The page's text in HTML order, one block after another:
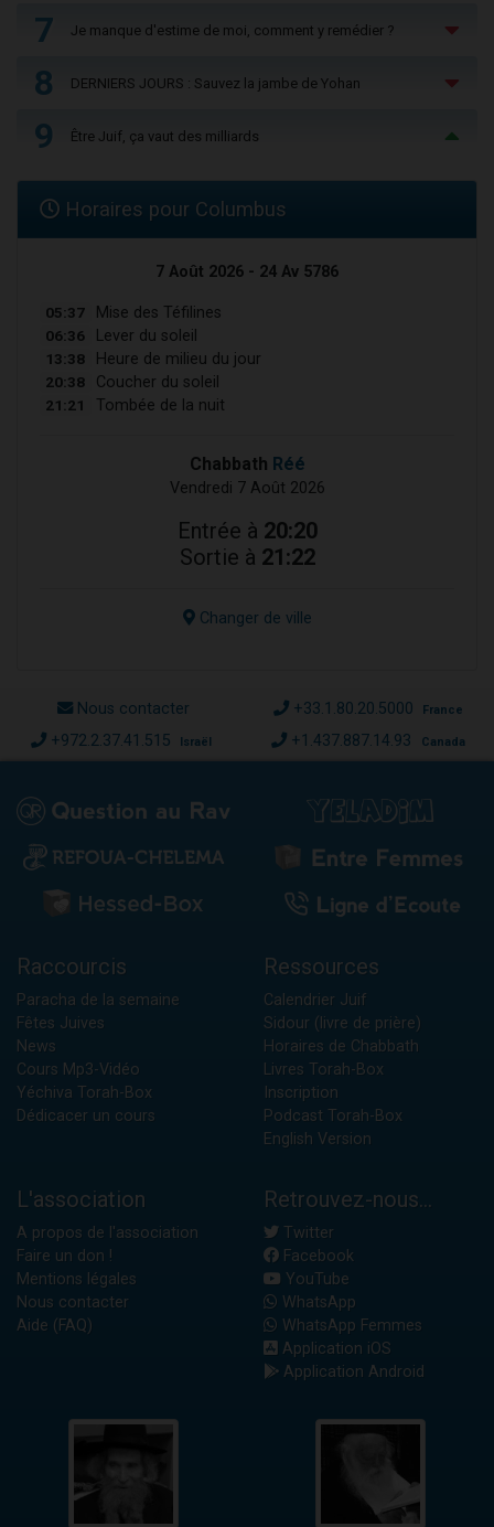
7 Je manque d'estime de moi, comment y remédier ?
8 DERNIERS JOURS : Sauvez la jambe de Yohan
9 Être Juif, ça vaut des milliards
Horaires pour Columbus
7 Août 2026 - 24 Av 5786
05:37 Mise des Téfilines
06:36 Lever du soleil
13:38 Heure de milieu du jour
20:38 Coucher du soleil
21:21 Tombée de la nuit
Chabbath Réé
Vendredi 7 Août 2026
Entrée à 20:20
Sortie à 21:22
Changer de ville
Nous contacter +33.1.80.20.5000 France
+972.2.37.41.515 Israël +1.437.887.14.93 Canada
Raccourcis
Paracha de la semaine
Fêtes Juives
News
Cours Mp3-Vidéo
Yéchiva Torah-Box
Dédicacer un cours
Ressources
Calendrier Juif
Sidour (livre de prière)
Horaires de Chabbath
Livres Torah-Box
Inscription
Podcast Torah-Box
English Version
L'association
A propos de l'association
Faire un don !
Mentions légales
Nous contacter
Aide (FAQ)
Retrouvez-nous...
Twitter
Facebook
YouTube
WhatsApp
WhatsApp Femmes
Application iOS
Application Android